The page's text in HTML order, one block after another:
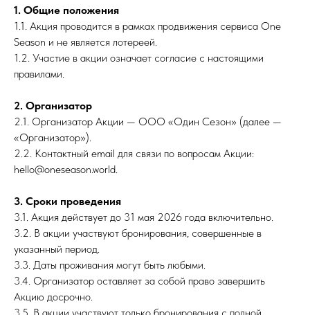
1. Общие положения
1.1. Акция проводится в рамках продвижения сервиса One
Season и не является лотереей.
1.2. Участие в акции означает согласие с настоящими
правилами.
2. Организатор
2.1. Организатор Акции — ООО «Один Сезон» (далее —
«Организатор»).
2.2. Контактный email для связи по вопросам Акции:
hello@oneseason.world.
3. Сроки проведения
3.1. Акция действует до 31 мая 2026 года включительно.
3.2. В акции участвуют бронирования, совершенные в
указанный период.
3.3. Даты проживания могут быть любыми.
3.4. Организатор оставляет за собой право завершить
Акцию досрочно.